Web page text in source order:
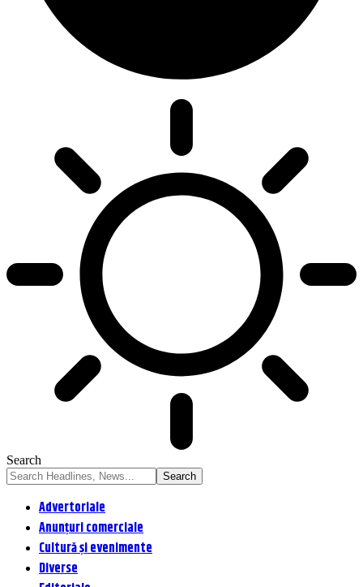
Search
Advertoriale
Anunțuri comerciale
Cultură și evenimente
Diverse